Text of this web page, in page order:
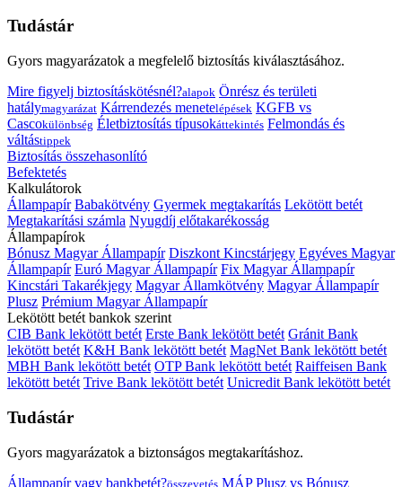
Tudástár
Gyors magyarázatok a megfelelő biztosítás kiválasztásához.
Mire figyelj biztosításkötésnél?alapok Önrész és területi
hatálymagyarázat Kárrendezés menetelépések KGFB vs
Cascokülönbség Életbiztosítás típusokáttekintés Felmondás és
váltástippek
Biztosítás összehasonlító
Befektetés
Kalkulátorok
Állampapír Babakötvény Gyermek megtakarítás Lekötött betét
Megtakarítási számla Nyugdíj előtakarékosság
Állampapírok
Bónusz Magyar Állampapír Diszkont Kincstárjegy Egyéves Magyar
Állampapír Euró Magyar Állampapír Fix Magyar Állampapír
Kincstári Takarékjegy Magyar Államkötvény Magyar Állampapír
Plusz Prémium Magyar Állampapír
Lekötött betét bankok szerint
CIB Bank lekötött betét Erste Bank lekötött betét Gránit Bank
lekötött betét K&H Bank lekötött betét MagNet Bank lekötött betét
MBH Bank lekötött betét OTP Bank lekötött betét Raiffeisen Bank
lekötött betét Trive Bank lekötött betét Unicredit Bank lekötött betét
Tudástár
Gyors magyarázatok a biztonságos megtakarításhoz.
Állampapír vagy bankbetét?összevetés MÁP Plusz vs Bónusz